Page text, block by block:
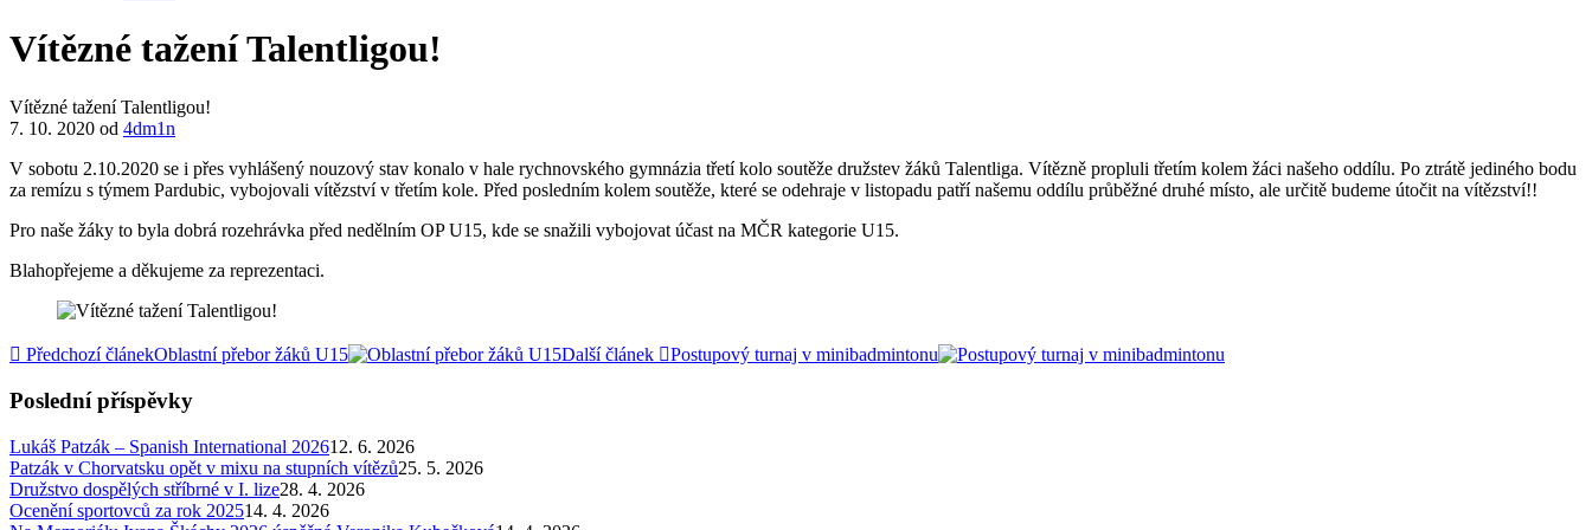
Vítězné tažení Talentligou!
Vítězné tažení Talentligou!
7. 10. 2020 od 4dm1n
V sobotu 2.10.2020 se i přes vyhlášený nouzový stav konalo v hale rychnovského gymnázia třetí kolo soutěže družstev žáků Talentliga. Vítězně propluli třetím kolem žáci našeho oddílu. Po ztrátě jediného bodu
za remízu s týmem Pardubic, vybojovali vítězství v třetím kole. Před posledním kolem soutěže, které se odehraje v listopadu patří našemu oddílu průběžné druhé místo, ale určitě budeme útočit na vítězství!!
Pro naše žáky to byla dobrá rozehrávka před nedělním OP U15, kde se snažili vybojovat účast na MČR kategorie U15.
Blahopřejeme a děkujeme za reprezentaci.
Předchozí článekOblastní přebor žáků U15 Další článek Postupový turnaj v minibadmintonu
Poslední příspěvky
Lukáš Patzák – Spanish International 202612. 6. 2026
Patzák v Chorvatsku opět v mixu na stupních vítězů25. 5. 2026
Družstvo dospělých stříbrné v I. lize28. 4. 2026
Ocenění sportovců za rok 202514. 4. 2026